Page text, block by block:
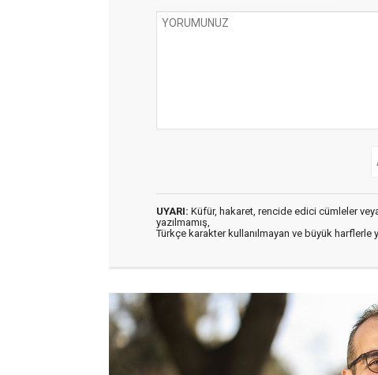
UYARI: Küfür, hakaret, rencide edici cümleler
yazılmamış,
Türkçe karakter kullanılmayan ve büyük harflerle